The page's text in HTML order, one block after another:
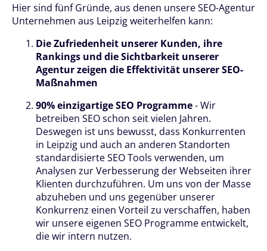
Hier sind fünf Gründe, aus denen unsere SEO-Agentur
Unternehmen aus Leipzig weiterhelfen kann:
Die Zufriedenheit unserer Kunden, ihre
Rankings und die Sichtbarkeit unserer
Agentur zeigen die Effektivität unserer SEO-
Maßnahmen
90% einzigartige SEO Programme- Wir
betreiben SEO schon seit vielen Jahren.
Deswegen ist uns bewusst, dass Konkurrenten
in Leipzig und auch an anderen Standorten
standardisierte SEO Tools verwenden, um
Analysen zur Verbesserung der Webseiten ihrer
Klienten durchzuführen. Um uns von der Masse
abzuheben und uns gegenüber unserer
Konkurrenz einen Vorteil zu verschaffen, haben
wir unsere eigenen SEO Programme entwickelt,
die wir intern nutzen.